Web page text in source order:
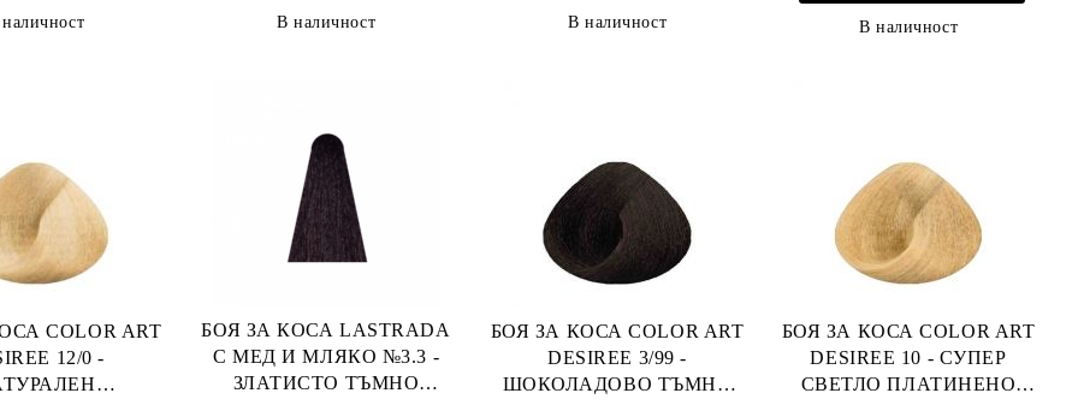
В наличност В наличност В наличност
COLOR ART
12/0 -
БОЯ ЗА КОСА LASTRADA
С МЕД И МЛЯКО №3.3 -
ЗЛАТИСТО ТЪМНО
БОЯ ЗА КОСА COLOR ART
DESIREE 3/99 -
ШОКОЛАДОВО ТЪМНО
БОЯ ЗА КОСА COLOR ART
DESIREE 10 - СУПЕР
СВЕТЛО ПЛАТИНЕНО